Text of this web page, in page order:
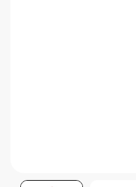
Parches para
Parches para